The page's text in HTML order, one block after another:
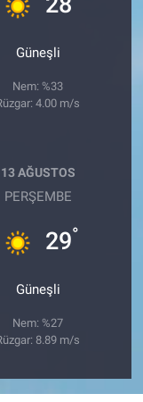
Güneşli
Nem: %33
4.00 m/s
13 AĞUSTOS
PERŞEMBE
29°
Güneşli
Nem: %27
8.89 m/s